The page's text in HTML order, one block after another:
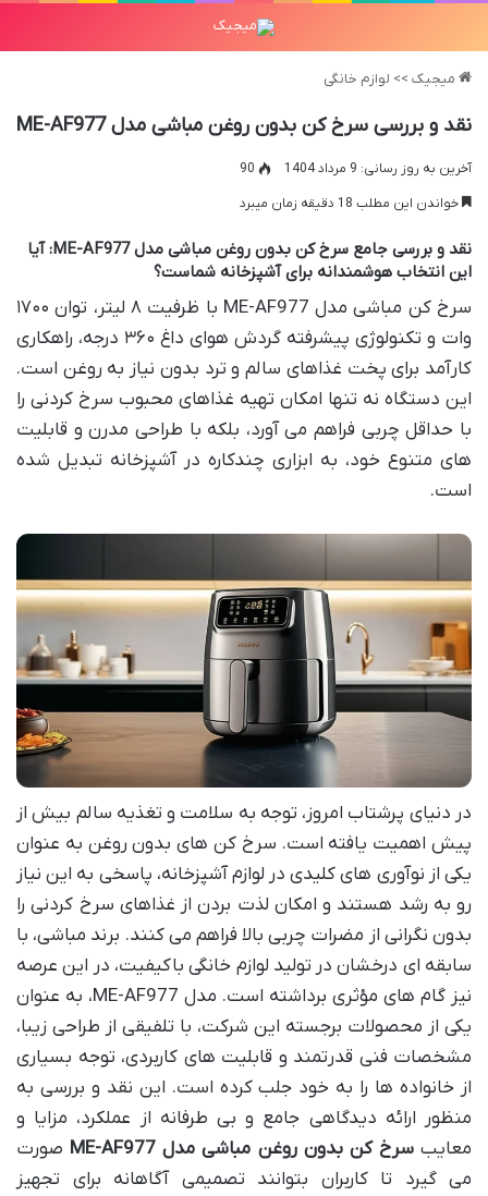
میجیک >> لوازم خانگی
نقد و بررسی سرخ کن بدون روغن مباشی مدل ME-AF977
آخرین به روز رسانی: 9 مرداد 1404
90
خواندن این مطلب 18 دقیقه زمان میبرد
نقد و بررسی جامع سرخ کن بدون روغن مباشی مدل ME-AF977: آیا
این انتخاب هوشمندانه برای آشپزخانه شماست؟
سرخ کن مباشی مدل ME-AF977 با ظرفیت ۸ لیتر، توان ۱۷۰۰
وات و تکنولوژی پیشرفته گردش هوای داغ ۳۶۰ درجه، راهکاری
کارآمد برای پخت غذاهای سالم و ترد بدون نیاز به روغن است.
این دستگاه نه تنها امکان تهیه غذاهای محبوب سرخ کردنی را
با حداقل چربی فراهم می آورد، بلکه با طراحی مدرن و قابلیت
های متنوع خود، به ابزاری چندکاره در آشپزخانه تبدیل شده
است.
در دنیای پرشتاب امروز، توجه به سلامت و تغذیه سالم بیش از
پیش اهمیت یافته است. سرخ کن های بدون روغن به عنوان
یکی از نوآوری های کلیدی در لوازم آشپزخانه، پاسخی به این نیاز
رو به رشد هستند و امکان لذت بردن از غذاهای سرخ کردنی را
بدون نگرانی از مضرات چربی بالا فراهم می کنند. برند مباشی، با
سابقه ای درخشان در تولید لوازم خانگی باکیفیت، در این عرصه
نیز گام های مؤثری برداشته است. مدل ME-AF977، به عنوان
یکی از محصولات برجسته این شرکت، با تلفیقی از طراحی زیبا،
مشخصات فنی قدرتمند و قابلیت های کاربردی، توجه بسیاری
از خانواده ها را به خود جلب کرده است. این نقد و بررسی به
منظور ارائه دیدگاهی جامع و بی طرفانه از عملکرد، مزایا و
معایبسرخ کن بدون روغن مباشی مدل ME-AF977
صورت
می گیرد تا کاربران بتوانند تصمیمی آگاهانه برای تجهیز